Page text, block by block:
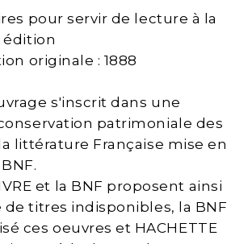
pour servir de lecture à la
édition
originale : 1888
s'inscrit dans une
patrimoniale des
littérature Française mise en
et la BNF proposent ainsi
titres indisponibles, la BNF
ces oeuvres et HACHETTE